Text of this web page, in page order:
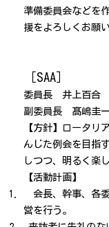
準備委員会などを
援をよろしくお願
［SAA］
委員長 井上百合
副委員長 髙嶋圭
【方針】ロータリ
んじた例会を目指
しつつ、明るく楽
【活動計画】
会長、幹事、各
営を行う。